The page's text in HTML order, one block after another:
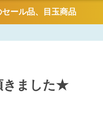
ール品、目玉商品
きました★